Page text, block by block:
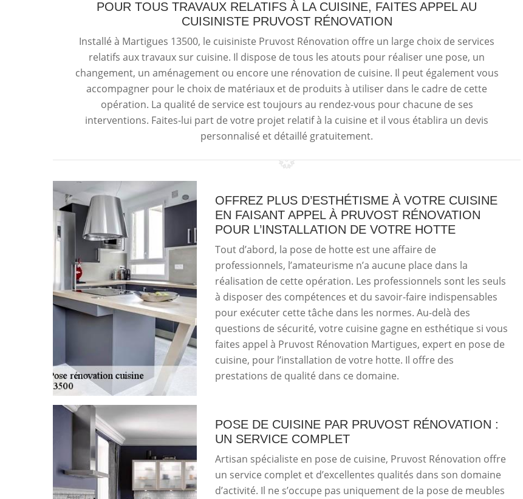
POUR TOUS TRAVAUX RELATIFS À LA CUISINE, FAITES APPEL AU
CUISINISTE PRUVOST RÉNOVATION
Installé à Martigues 13500, le cuisiniste Pruvost Rénovation offre un large choix de services
relatifs aux travaux sur cuisine. Il dispose de tous les atouts pour réaliser une pose, un
changement, un aménagement ou encore une rénovation de cuisine. Il peut également vous
accompagner pour le choix de matériaux et de produits à utiliser dans le cadre de cette
opération. La qualité de service est toujours au rendez-vous pour chacune de ses
interventions. Faites-lui part de votre projet relatif à la cuisine et il vous établira un devis
personnalisé et détaillé gratuitement.
OFFREZ PLUS D’ESTHÉTISME À VOTRE CUISINE
EN FAISANT APPEL À PRUVOST RÉNOVATION
POUR L’INSTALLATION DE VOTRE HOTTE
Tout d’abord, la pose de hotte est une affaire de
professionnels, l’amateurisme n’a aucune place dans la
réalisation de cette opération. Les professionnels sont les seuls
à disposer des compétences et du savoir-faire indispensables
pour exécuter cette tâche dans les normes. Au-delà des
questions de sécurité, votre cuisine gagne en esthétique si vous
faites appel à Pruvost Rénovation Martigues, expert en pose de
cuisine, pour l’installation de votre hotte. Il offre des
prestations de qualité dans ce domaine.
POSE DE CUISINE PAR PRUVOST RÉNOVATION :
UN SERVICE COMPLET
Artisan spécialiste en pose de cuisine, Pruvost Rénovation offre
un service complet et d’excellentes qualités dans son domaine
d’activité. Il ne s’occupe pas uniquement de la pose de meubles